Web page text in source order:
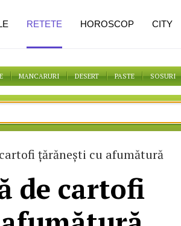
MANCARURI DESERT PASTE SOSURI
țărănești cu afumătură
de cartofi
RETETE HOROSCOP CITY